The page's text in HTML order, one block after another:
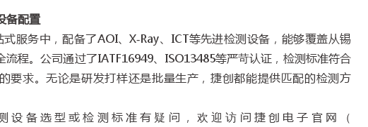
备配置
式服务中，配备了AOI、X-Ray、 ICT等先进检测设备，能够覆盖从锡
流程。公司通过了IATF16949、 ISO13485等严苛认证，检测标准符合
要求。无论是研发打样还是批量生产，捷创都能提供匹配的检测方
设备选型或检测标准有疑问，欢迎访问捷创电子官网（